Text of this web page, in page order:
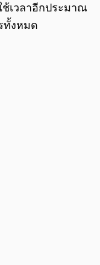
ช้เวลาอีกประมาณ
ทั้งหมด